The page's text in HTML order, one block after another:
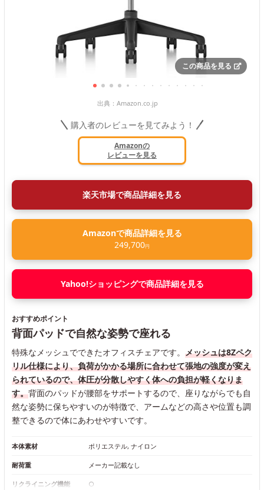
この商品を見る
出典： Amazon.co.jp
購入者のレビューを見てみよう！
Amazonの
レビューを見る
楽天市場で商品詳細を見る
Amazonで商品詳細を見る
249,700円
Yahoo!ショッピングで商品詳細を見る
おすすめポイント
背面パッドで自然な姿勢で座れる
特殊なメッシュでできたオフィスチェアです。 メッシュは8Zペク
リル仕様により、負荷がかかる場所に合わせて張地の強度が変え
られているので、体圧が分散しやすく体への負担が軽くなりま
す。背面のパッドが腰部をサポートするので、座りながらでも自
然な姿勢に保ちやすいのが特徴で、アームなどの高さや位置も調
整できるので体にあわせやすいです。
本体素材 ポリエステル, ナイロン
耐荷重 メーカー記載なし
リクライニング機能 ○